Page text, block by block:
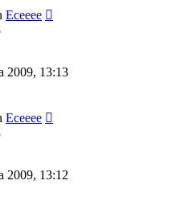
Eceeee
2009, 13:13
Eceeee
2009, 13:12